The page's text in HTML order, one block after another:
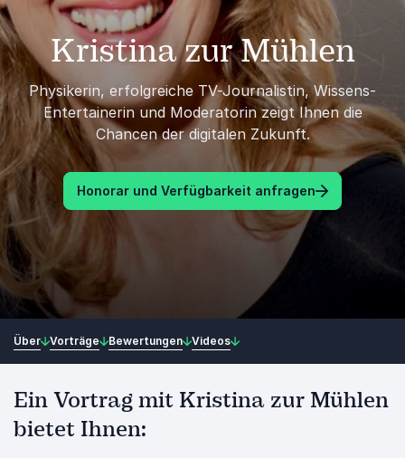
Kristina zur Mühlen
Physikerin, erfolgreiche TV-Journalistin, Wissens-
Entertainerin und Moderatorin zeigt Ihnen die
Chancen der digitalen Zukunft.
Honorar und Verfügbarkeit anfragen
Über Vorträge Bewertungen Videos
Ein Vortrag mit Kristina zur Mühlen
bietet Ihnen: